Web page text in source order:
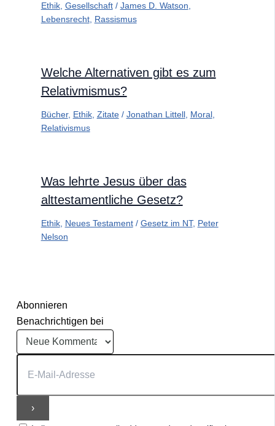
Ethik, Gesellschaft/ James D. Watson
Lebensrecht, Rassismus
Welche Alternativen gibt es zum
Relativmismus?
Bücher, Ethik, Zitate/ Jonathan Littell, Moral,
Relativismus
Was lehrte Jesus über das
alttestamentliche Gesetz?
Ethik, Neues Testament/ Gesetz im NT, Peter
Nelson
Abonnieren
Benachrichtigen bei